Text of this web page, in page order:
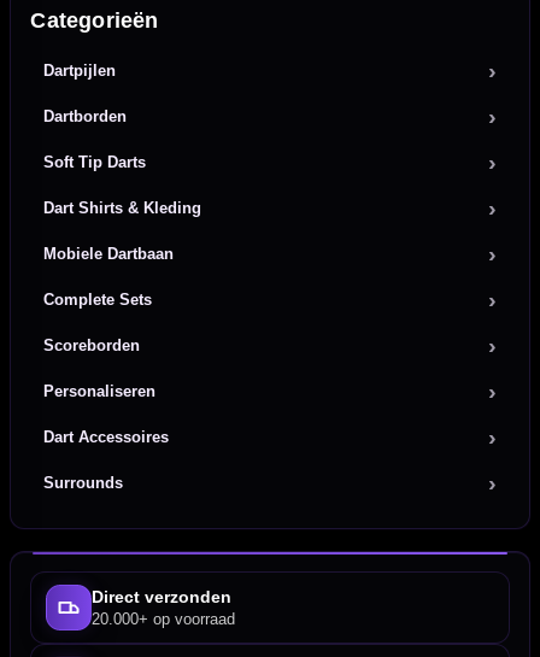
Categorieën
Dartpijlen
Dartborden
Soft Tip Darts
Dart Shirts & Kleding
Mobiele Dartbaan
Complete Sets
Scoreborden
Personaliseren
Dart Accessoires
Surrounds
Direct verzonden
20.000+ op voorraad